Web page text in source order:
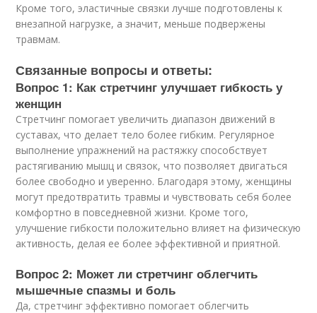
Кроме того, эластичные связки лучше подготовлены к
внезапной нагрузке, а значит, меньше подвержены
травмам.
Связанные вопросы и ответы:
Вопрос 1: Как стретчинг улучшает гибкость у
женщин
Стретчинг помогает увеличить диапазон движений в
суставах, что делает тело более гибким. Регулярное
выполнение упражнений на растяжку способствует
растягиванию мышц и связок, что позволяет двигаться
более свободно и уверенно. Благодаря этому, женщины
могут предотвратить травмы и чувствовать себя более
комфортно в повседневной жизни. Кроме того,
улучшение гибкости положительно влияет на физическую
активность, делая ее более эффективной и приятной.
Вопрос 2: Может ли стретчинг облегчить
мышечные спазмы и боль
Да, стретчинг эффективно помогает облегчить